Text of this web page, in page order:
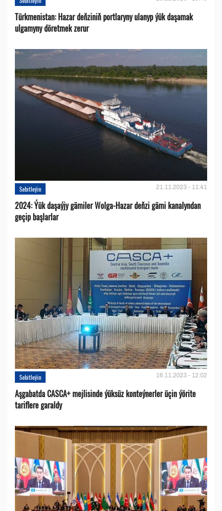
Türkmenistan: Hazar deňziniň portlaryny ulanyp ýük daşamak
ulgamyny döretmek zerur
Sebitleýin 21.11.2023 - 11:41
2024: Ýük daşaýjy gämiler Wolga-Hazar deňzi gämi kanalyndan
geçip başlarlar
Sebitleýin 16.11.2023 - 12:02
Aşgabatda CASCA+ mejlisinde ýüksüz konteýnerler üçin ýörite
tariflere garaldy